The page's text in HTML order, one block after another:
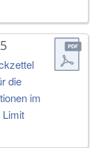
die
im
Limit